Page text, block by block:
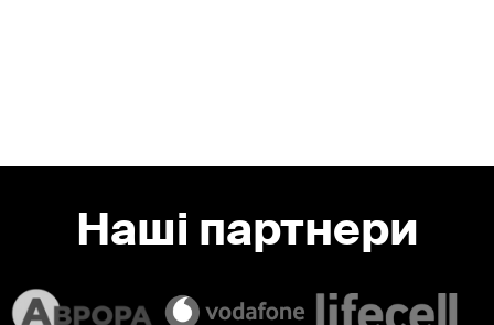
Наші партнери
Slide 1 of 2.